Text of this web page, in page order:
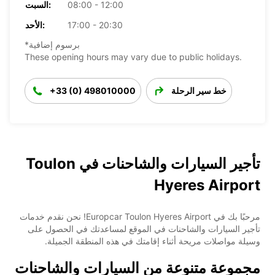
السبت:
08:00 - 12:00
الأحد:
17:00 - 20:30
*برسوم إضافية
These opening hours may vary due to public holidays.
+33 (0) 498010000 خط سير الرحلة
تأجير السيارات والشاحنات في Toulon
Hyeres Airport
مرحبًا بك في Europcar Toulon Hyeres Airport! نحن نقدم خدمات
تأجير السيارات والشاحنات في الموقع لمساعدتك في الحصول على
وسيلة مواصلات مريحة أثناء إقامتك في هذه المنطقة الجميلة.
مجموعة متنوعة من السيارات والشاحنات